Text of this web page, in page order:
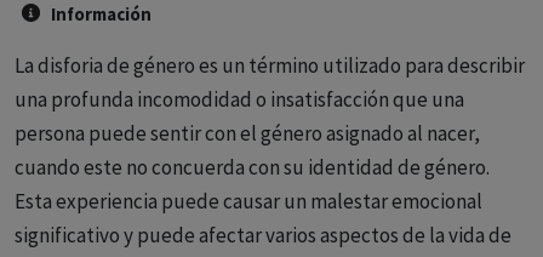
Información
La disforia de género es un término utilizado para describir
una profunda incomodidad o insatisfacción que una
persona puede sentir con el género asignado al nacer,
cuando este no concuerda con su identidad de género.
Esta experiencia puede causar un malestar emocional
significativo y puede afectar varios aspectos de la vida de